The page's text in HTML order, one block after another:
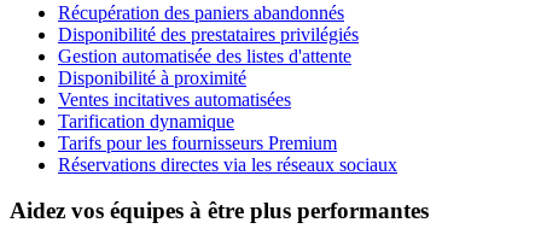
Récupération des paniers abandonnés
Disponibilité des prestataires privilégiés
Gestion automatisée des listes d'attente
Disponibilité à proximité
Ventes incitatives automatisées
Tarification dynamique
Tarifs pour les fournisseurs Premium
Réservations directes via les réseaux sociaux
Aidez vos équipes à être plus performantes